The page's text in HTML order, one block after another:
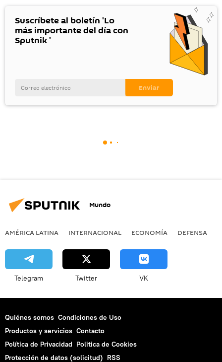
Suscríbete al boletín 'Lo
más importante del día con
Sputnik '
Mundo
AMÉRICA LATINA INTERNACIONAL ECONOMÍA DEFENSA
Telegram Twitter VK
Quiénes somos Condiciones de Uso
Productos y servicios Contacto
Política de Privacidad Politica de Cookies
Protección de datos (solicitud) RSS